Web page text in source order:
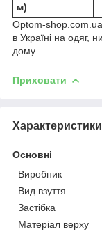
м)
Optom-shop.com.ua
в Україні на одяг,
дому.
Приховати
Характеристики
Основні
Виробник
Вид взуття
Застібка
Матеріал верху